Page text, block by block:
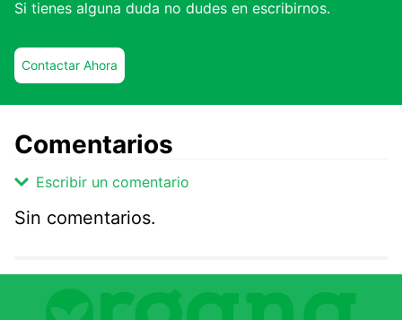
Si tienes alguna duda no dudes en escribirnos.
Contactar Ahora
Comentarios
Escribir un comentario
Comentario
Sin comentarios.